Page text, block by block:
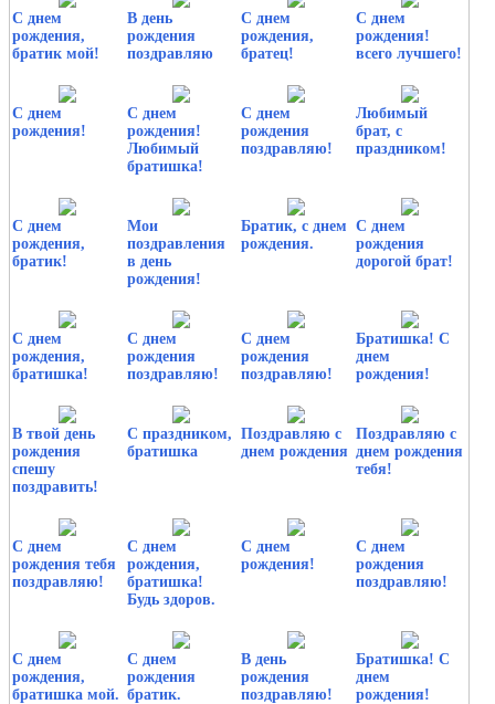
С днем
рождения,
братик мой!
В день
рождения
поздравляю
С днем
рождения,
братец!
С днем
рождения!
всего лучшего!
С днем
рождения!
С днем
рождения!
Любимый
братишка!
С днем
рождения
поздравляю!
Любимый
брат, с
праздником!
С днем
рождения,
братик!
Мои
поздравления
в день
рождения!
Братик, с днем
рождения.
С днем
рождения
дорогой брат!
С днем
рождения,
братишка!
С днем
рождения
поздравляю!
С днем
рождения
поздравляю!
Братишка! С
днем
рождения!
В твой день
рождения
спешу
поздравить!
С праздником,
братишка
Поздравляю с
днем рождения
Поздравляю с
днем рождения
тебя!
С днем
рождения тебя
поздравляю!
С днем
рождения,
братишка!
Будь здоров.
С днем
рождения!
С днем
рождения
поздравляю!
С днем
рождения,
братишка мой.
С днем
рождения
братик.
В день
рождения
поздравляю!
Братишка! С
днем
рождения!